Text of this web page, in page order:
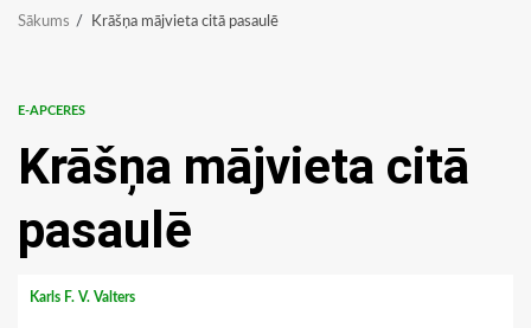
Sākums Krāšņa mājvieta citā pasaulē
E-APCERES
Krāšņa mājvieta citā
pasaulē
Karls F. V. Valters